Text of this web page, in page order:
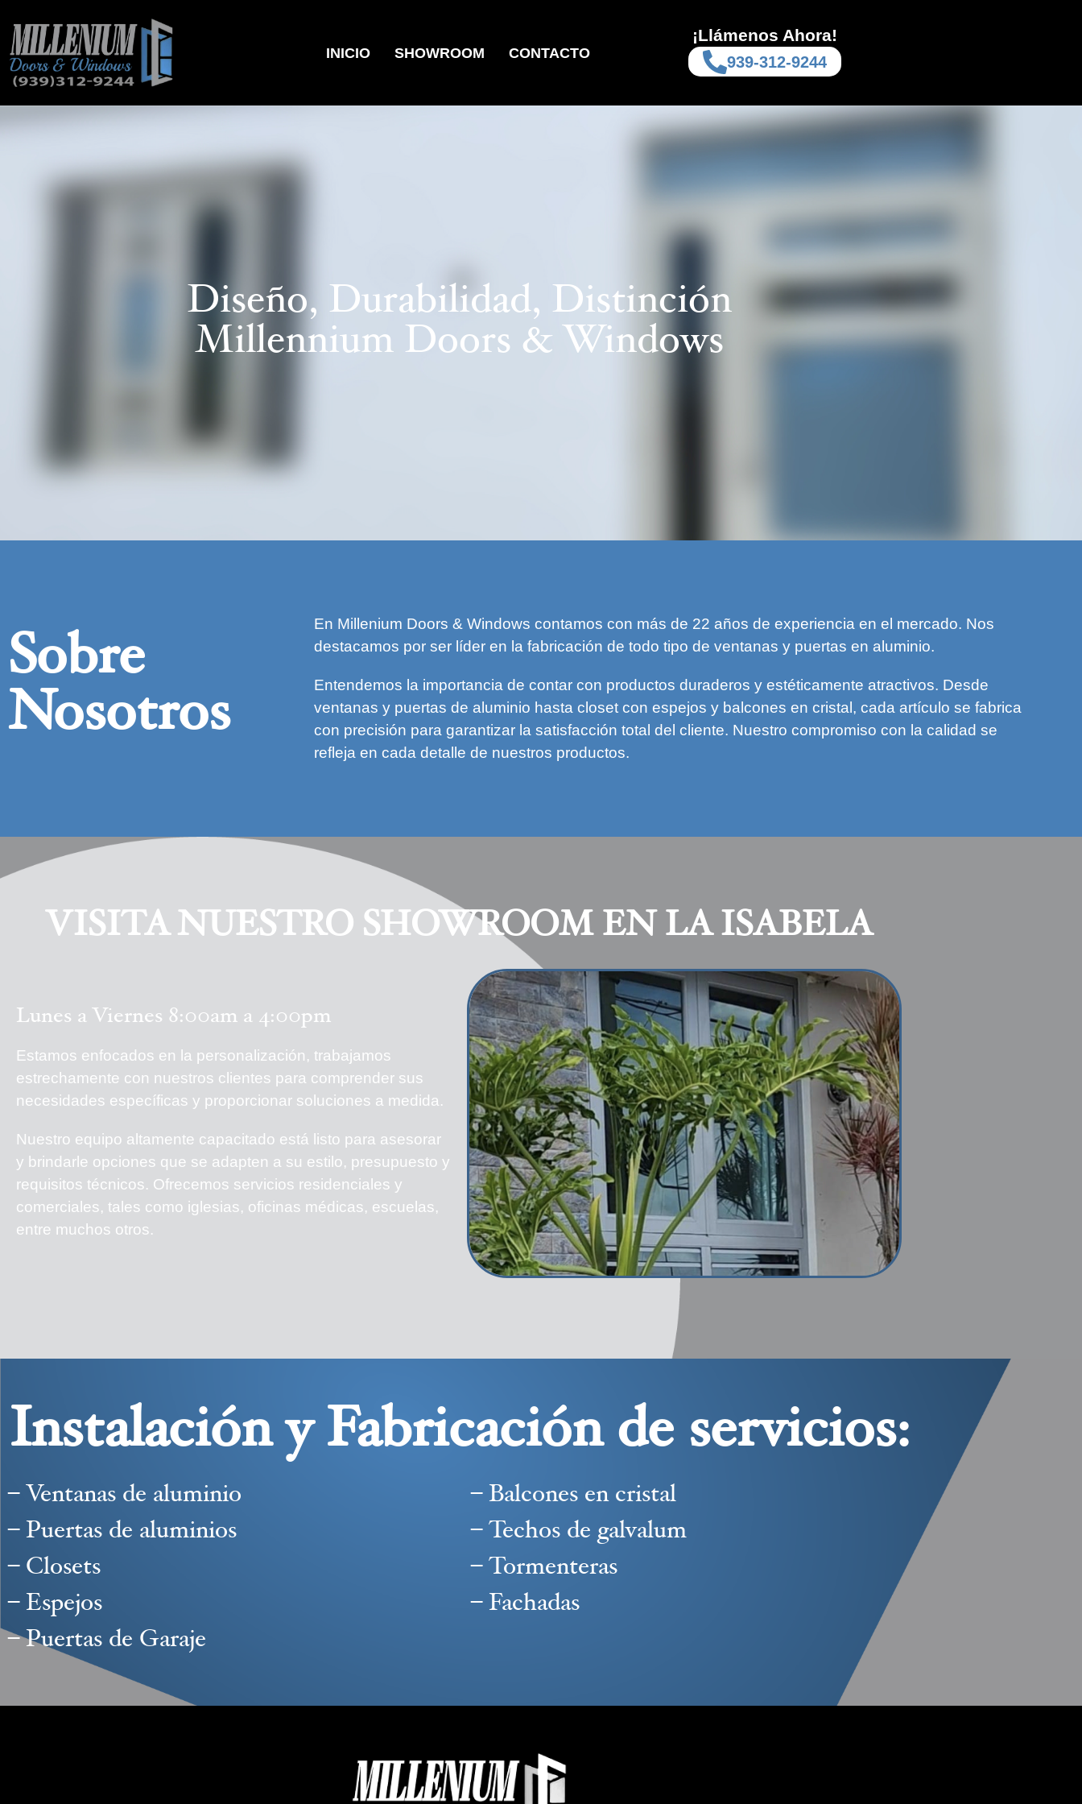
INICIO SHOWROOM CONTACTO
¡Llámenos Ahora!
939-312-9244
Diseño, Durabilidad, Distinción
Millennium Doors & Windows
Sobre
Nosotros
En Millenium Doors & Windows contamos con más de 22 años de experiencia en el mercado. Nos
destacamos por ser líder en la fabricación de todo tipo de ventanas y puertas en aluminio.
Entendemos la importancia de contar con productos duraderos y estéticamente atractivos. Desde
ventanas y puertas de aluminio hasta closet con espejos y balcones en cristal, cada artículo se fabrica
con precisión para garantizar la satisfacción total del cliente. Nuestro compromiso con la calidad se
refleja en cada detalle de nuestros productos.
VISITA NUESTRO SHOWROOM EN LA ISABELA
Lunes a Viernes 8:00am a 4:00pm
Estamos enfocados en la personalización, trabajamos
estrechamente con nuestros clientes para comprender sus
necesidades específicas y proporcionar soluciones a medida.
Nuestro equipo altamente capacitado está listo para asesorar
y brindarle opciones que se adapten a su estilo, presupuesto y
requisitos técnicos. Ofrecemos servicios residenciales y
comerciales, tales como iglesias, oficinas médicas, escuelas,
entre muchos otros.
Instalación y Fabricación de servicios:
– Ventanas de aluminio
– Puertas de aluminios
– Closets
– Espejos
– Puertas de Garaje
– Balcones en cristal
– Techos de galvalum
– Tormenteras
– Fachadas